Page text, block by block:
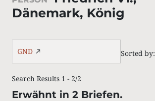
Dänemark, König
GND Sorted by:
Search Results 1 - 2/2
Erwähnt in 2 Briefen.